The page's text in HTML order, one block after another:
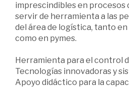
imprescindibles en procesos
servir de herramienta a las
del área de logística, tanto
como en pymes.
Herramienta para el control
Tecnologías innovadoras y
Apoyo didáctico para la